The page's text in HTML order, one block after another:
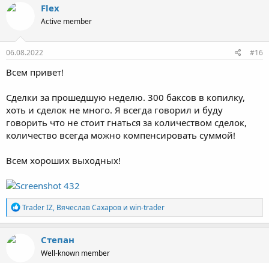
:
Flex
Active member
06.08.2022 #16
Всем привет!
Сделки за прошедшую неделю. 300 баксов в копилку,
хоть и сделок не много. Я всегда говорил и буду
говорить что не стоит гнаться за количеством сделок,
количество всегда можно компенсировать суммой!
Всем хороших выходных!
Р
е
а
Trader IZ, Вячеслав Сахаров и win-trader
Степaн
Well-known member